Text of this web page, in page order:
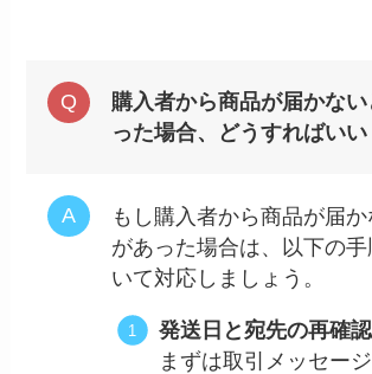
購入者から商品が届かな
った場合、どうすればいい
もし購入者から商品が届
があった場合は、以下の
いて対応しましょう。
発送日と宛先の再確認
まずは取引メッセー